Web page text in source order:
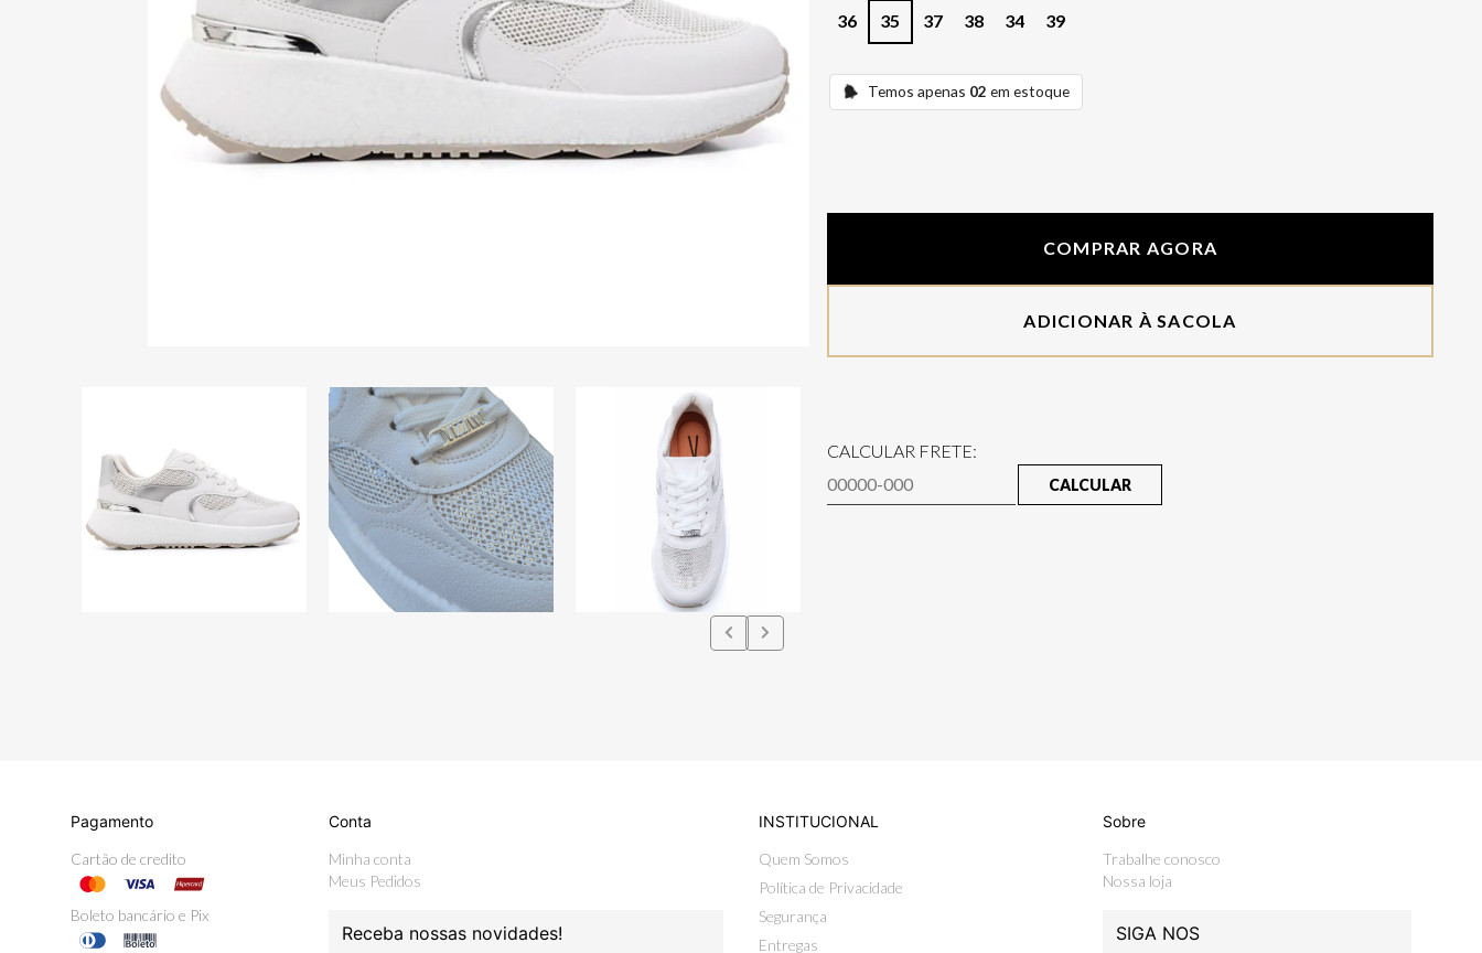
36 35 37 38 34 39
Temos apenas 02 em estoque
COMPRAR AGORA
ADICIONAR À SACOLA
CALCULAR FRETE:
CALCULAR
Pagamento
Cartão de credito
Boleto bancário e Pix
Conta
Minha conta
Meus Pedidos
Receba nossas novidades!
INSTITUCIONAL
Quem Somos
Política de Privacidade
Segurança
Entregas
Sobre
Trabalhe conosco
Nossa loja
SIGA NOS